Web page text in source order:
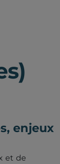
enjeux
et de